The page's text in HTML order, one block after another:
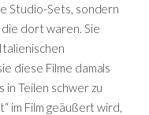
Studio-Sets, sondern
dort waren. Sie
diese Filme damals
in Teilen schwer zu
im Film geäußert wird,